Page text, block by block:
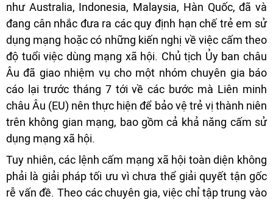
như Australia, Indonesia, Malaysia, Hàn Quốc, đã và
đang cân nhắc đưa ra các quy định hạn chế trẻ em sử
dụng mạng hoặc có những kiến nghị về việc cấm theo
độ tuổi việc dùng mạng xã hội. Chủ tịch Ủy ban châu
Âu đã giao nhiệm vụ cho một nhóm chuyên gia báo
cáo lại trước tháng 7 tới về các bước mà Liên minh
châu Âu (EU) nên thực hiện để bảo vệ trẻ vị thành niên
trên không gian mạng, bao gồm cả khả năng cấm sử
dụng mạng xã hội.
Tuy nhiên, các lệnh cấm mạng xã hội toàn diện không
phải là giải pháp tối ưu vì chưa thể giải quyết tận gốc
rễ vấn đề. Theo các chuyên gia, việc chỉ tập trung vào